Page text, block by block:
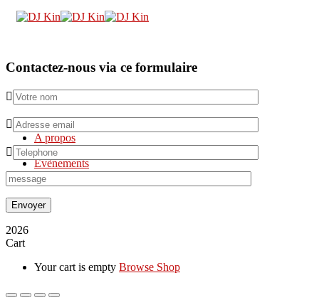
Accueil
A propos
Mes Musiques
Evènements
Nous Contacter
Contactez-nous via ce formulaire
Envoyer
2026
Cart
Your cart is empty Browse Shop